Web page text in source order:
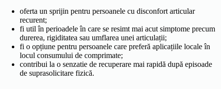
oferta un sprijin pentru persoanele cu disconfort articular
recurent;
fi util în perioadele în care se resimt mai acut simptome precum
durerea, rigiditatea sau umflarea unei articulații;
fi o opțiune pentru persoanele care preferă aplicațiile locale în
locul consumului de comprimate;
contribui la o senzatie de recuperare mai rapidă după episoade
de suprasolicitare fizică.